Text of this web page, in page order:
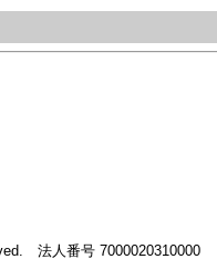
法人番号 7000020310000